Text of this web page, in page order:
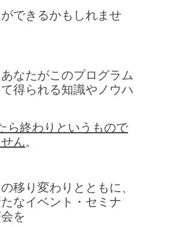
できるかもしれませ
なたがこのプログラム
得られる知識やノウハ
ら終わりというもので
ん。
移り変わりとともに、
なイベント・セミナ
を